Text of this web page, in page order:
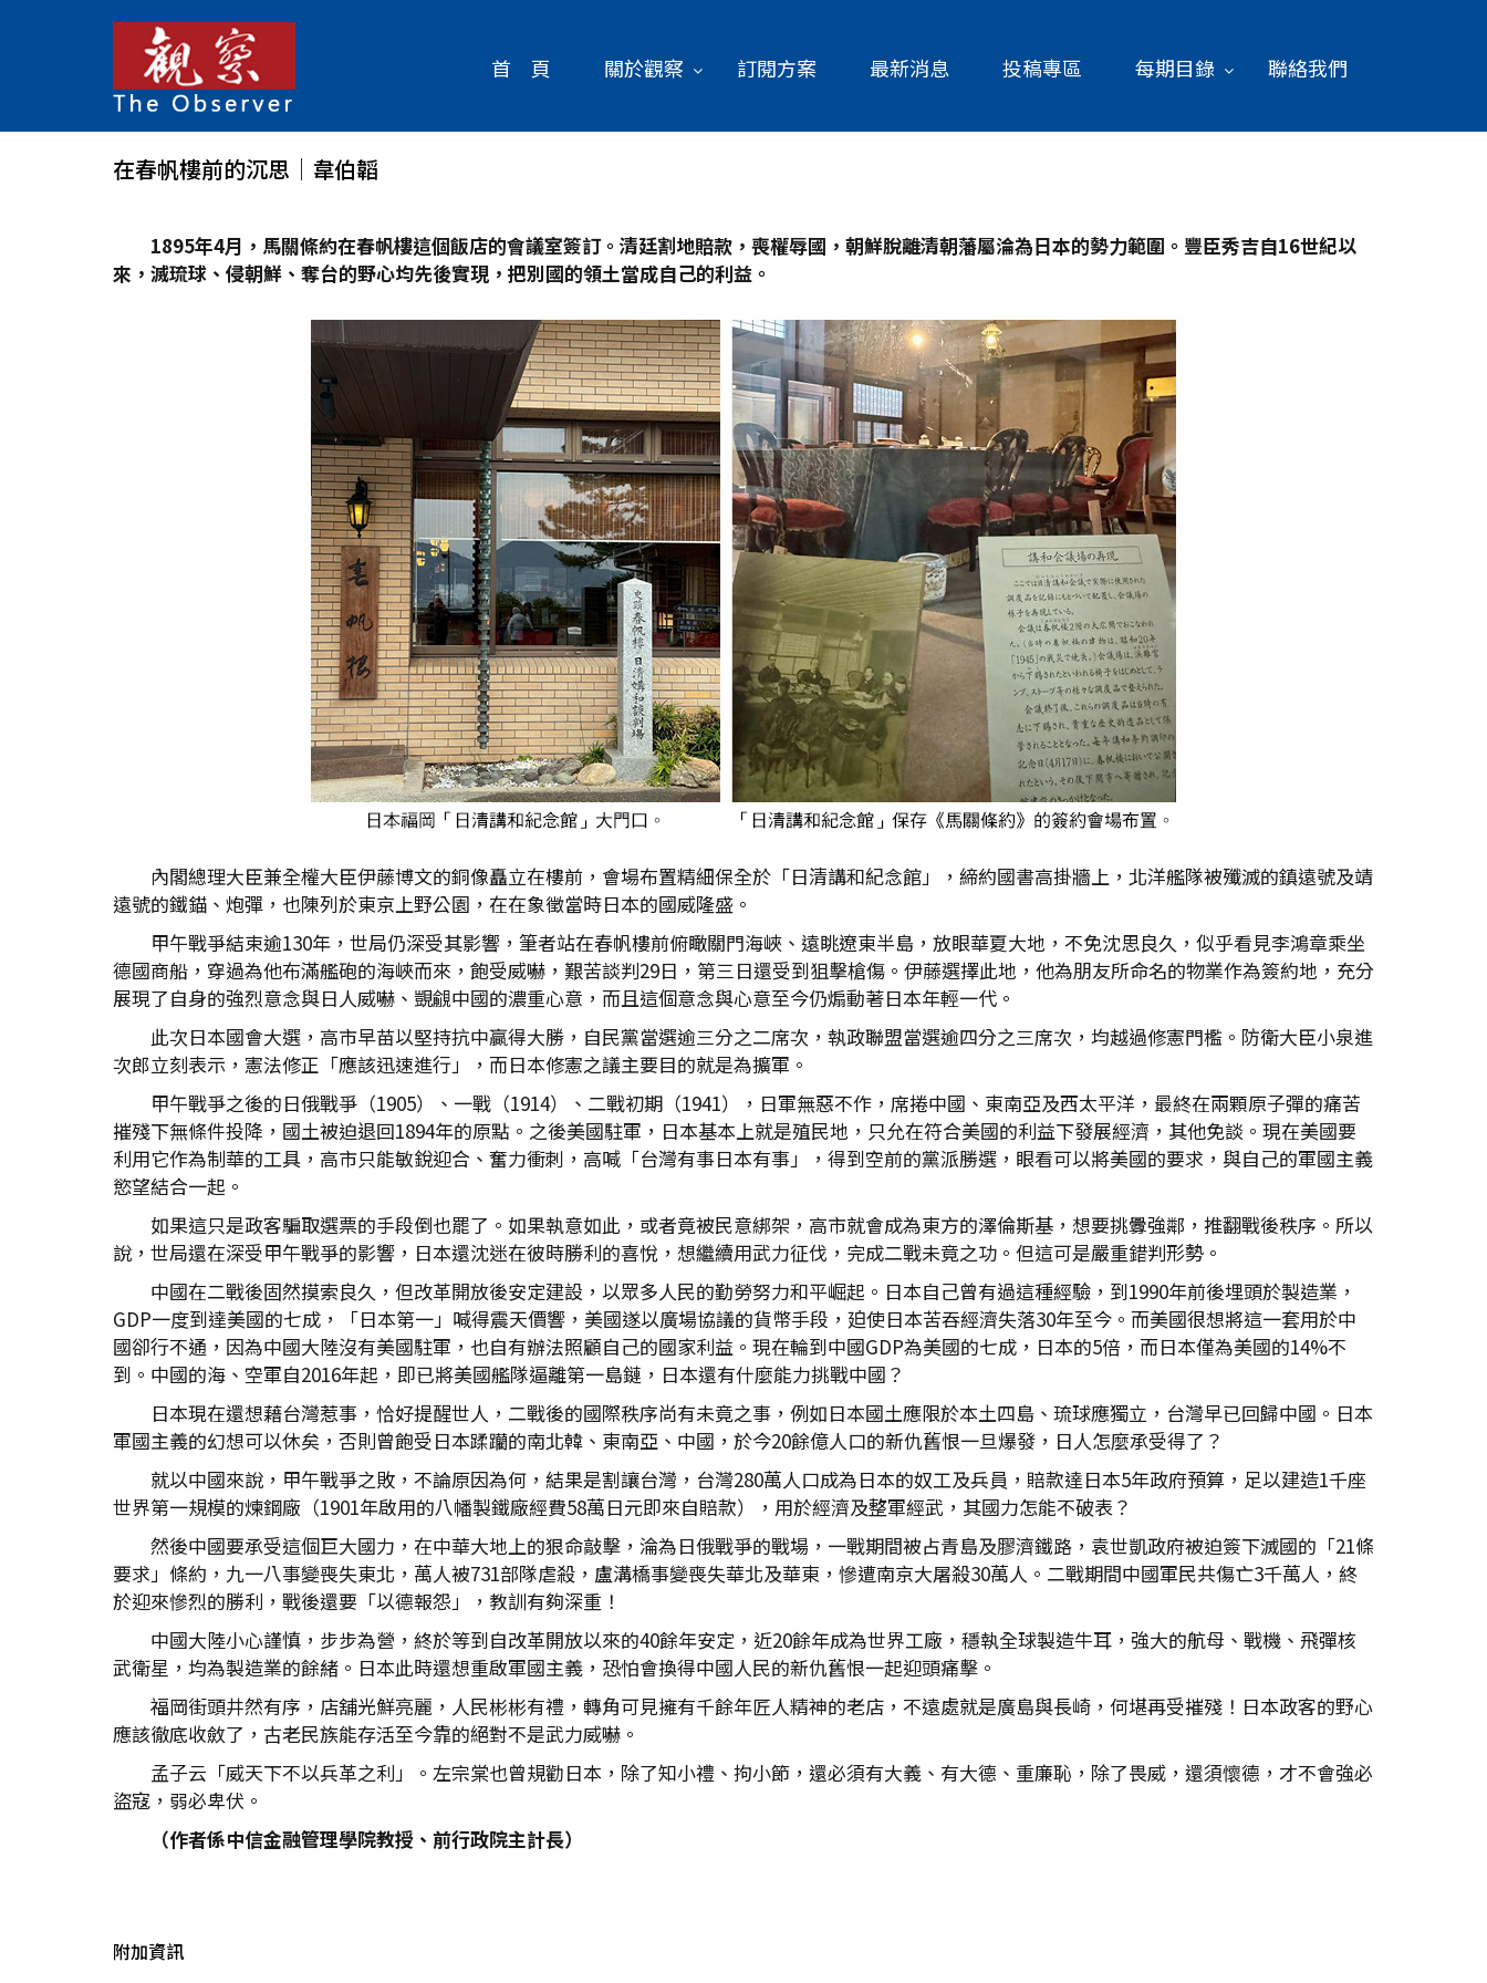
首 頁 關於觀察 訂閱方案 最新消息 投稿專區 每期目錄 聯絡我們
在春帆樓前的沉思│韋伯韜
1895年4月，馬關條約在春帆樓這個飯店的會議室簽訂。清廷割地賠款，喪權辱國，朝鮮脫離清朝藩屬淪為日本的勢力範圍。豐臣秀吉自16世紀以
來，滅琉球、侵朝鮮、奪台的野心均先後實現，把別國的領土當成自己的利益。
內閣總理大臣兼全權大臣伊藤博文的銅像矗立在樓前，會場布置精細保全於「日清講和紀念館」，締約國書高掛牆上，北洋艦隊被殲滅的鎮遠號及靖
遠號的鐵錨、炮彈，也陳列於東京上野公園，在在象徵當時日本的國威隆盛。
甲午戰爭結束逾130年，世局仍深受其影響，筆者站在春帆樓前俯瞰關門海峽、遠眺遼東半島，放眼華夏大地，不免沈思良久，似乎看見李鴻章乘坐
德國商船，穿過為他布滿艦砲的海峽而來，飽受威嚇，艱苦談判29日，第三日還受到狙擊槍傷。伊藤選擇此地，他為朋友所命名的物業作為簽約地，充分
展現了自身的強烈意念與日人威嚇、覬覦中國的濃重心意，而且這個意念與心意至今仍煽動著日本年輕一代。
此次日本國會大選，高市早苗以堅持抗中贏得大勝，自民黨當選逾三分之二席次，執政聯盟當選逾四分之三席次，均越過修憲門檻。防衛大臣小泉進
次郎立刻表示，憲法修正「應該迅速進行」，而日本修憲之議主要目的就是為擴軍。
甲午戰爭之後的日俄戰爭（1905）、一戰（1914）、二戰初期（1941），日軍無惡不作，席捲中國、東南亞及西太平洋，最終在兩顆原子彈的痛苦
摧殘下無條件投降，國土被迫退回1894年的原點。之後美國駐軍，日本基本上就是殖民地，只允在符合美國的利益下發展經濟，其他免談。現在美國要
利用它作為制華的工具，高市只能敏銳迎合、奮力衝刺，高喊「台灣有事日本有事」，得到空前的黨派勝選，眼看可以將美國的要求，與自己的軍國主義
慾望結合一起。
如果這只是政客騙取選票的手段倒也罷了。如果執意如此，或者竟被民意綁架，高市就會成為東方的澤倫斯基，想要挑釁強鄰，推翻戰後秩序。所以
說，世局還在深受甲午戰爭的影響，日本還沈迷在彼時勝利的喜悅，想繼續用武力征伐，完成二戰未竟之功。但這可是嚴重錯判形勢。
中國在二戰後固然摸索良久，但改革開放後安定建設，以眾多人民的勤勞努力和平崛起。日本自己曾有過這種經驗，到1990年前後埋頭於製造業，
GDP一度到達美國的七成，「日本第一」喊得震天價響，美國遂以廣場協議的貨幣手段，廹使日本苦吞經濟失落30年至今。而美國很想將這一套用於中
國卻行不通，因為中國大陸沒有美國駐軍，也自有辦法照顧自己的國家利益。現在輪到中國GDP為美國的七成，日本的5倍，而日本僅為美國的14%不
到。中國的海、空軍自2016年起，即已將美國艦隊逼離第一島鏈，日本還有什麼能力挑戰中國？
日本現在還想藉台灣惹事，恰好提醒世人，二戰後的國際秩序尚有未竟之事，例如日本國土應限於本土四島、琉球應獨立，台灣早已回歸中國。日本
軍國主義的幻想可以休矣，否則曾飽受日本蹂躪的南北韓、東南亞、中國，於今20餘億人口的新仇舊恨一旦爆發，日人怎麼承受得了？
就以中國來說，甲午戰爭之敗，不論原因為何，結果是割讓台灣，台灣280萬人口成為日本的奴工及兵員，賠款達日本5年政府預算，足以建造1千座
世界第一規模的煉鋼廠（1901年啟用的八幡製鐵廠經費58萬日元即來自賠款），用於經濟及整軍經武，其國力怎能不破表？
然後中國要承受這個巨大國力，在中華大地上的狠命敲擊，淪為日俄戰爭的戰場，一戰期間被占青島及膠濟鐵路，袁世凱政府被迫簽下滅國的「21條
要求」條約，九一八事變喪失東北，萬人被731部隊虐殺，盧溝橋事變喪失華北及華東，慘遭南京大屠殺30萬人。二戰期間中國軍民共傷亡3千萬人，終
於迎來慘烈的勝利，戰後還要「以德報怨」，教訓有夠深重！
中國大陸小心謹慎，步步為營，終於等到自改革開放以來的40餘年安定，近20餘年成為世界工廠，穩執全球製造牛耳，強大的航母、戰機、飛彈核
武衛星，均為製造業的餘緒。日本此時還想重啟軍國主義，恐怕會換得中國人民的新仇舊恨一起迎頭痛擊。
福岡街頭井然有序，店舖光鮮亮麗，人民彬彬有禮，轉角可見擁有千餘年匠人精神的老店，不遠處就是廣島與長崎，何堪再受摧殘！日本政客的野心
應該徹底收斂了，古老民族能存活至今靠的絕對不是武力威嚇。
孟子云「威天下不以兵革之利」。左宗棠也曾規勸日本，除了知小禮、拘小節，還必須有大義、有大德、重廉恥，除了畏威，還須懷德，才不會強必
盜寇，弱必卑伏。
（作者係中信金融管理學院教授、前行政院主計長）
附加資訊